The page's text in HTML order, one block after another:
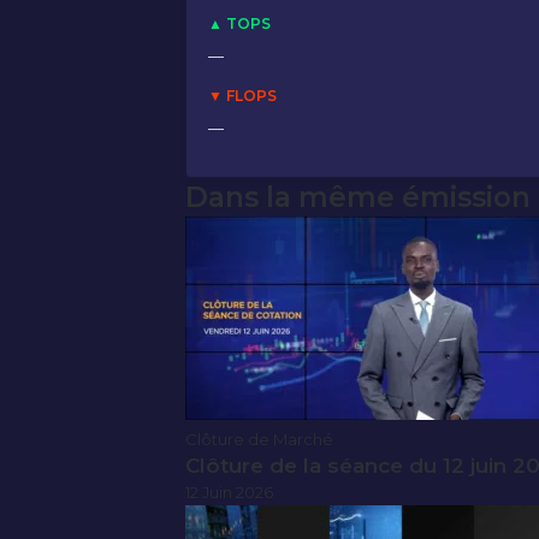
▲ TOPS
—
▼ FLOPS
—
Dans la même émission
Clôture de la séance du 12 juin